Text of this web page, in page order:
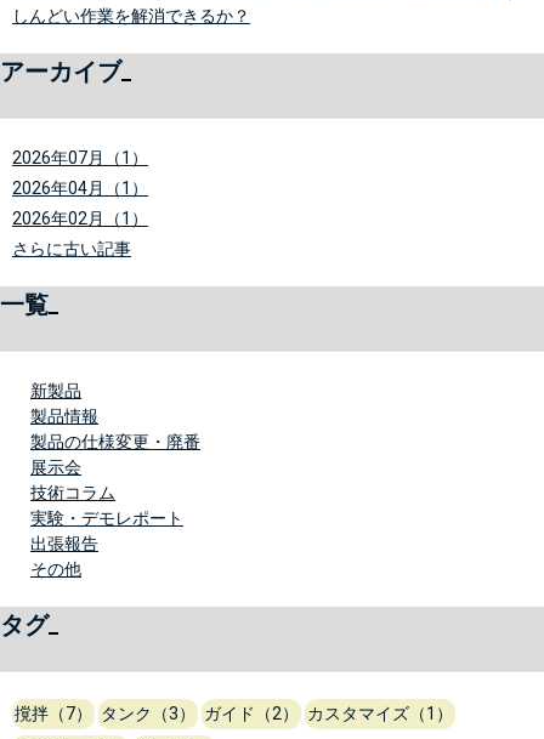
しんどい作業を解消できるか？
アーカイブ
2026年07月（1）
2026年04月（1）
2026年02月（1）
さらに古い記事
一覧
新製品
製品情報
製品の仕様変更・廃番
展示会
技術コラム
実験・デモレポート
出張報告
その他
タグ
撹拌（7） タンク（3） ガイド（2）
カスタマイズ（1）